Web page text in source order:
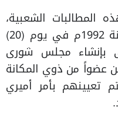
المطالبات الشعبية،
صدر الأمر الأميري رقم (9) لسنة 1992م في يوم (20)
قضى بإنشاء مجلس شورى
عضواً من ذوي المكانة
تعيينهم بأمر أميري